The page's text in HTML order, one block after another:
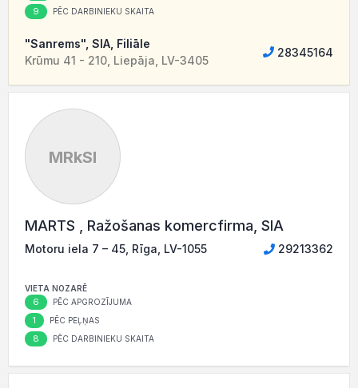
9 PĒC DARBINIEKU SKAITA
"Sanrems", SIA, Filiāle
Krūmu 41 - 210, Liepāja, LV-3405
28345164
MRkSI
MARTS , Ražošanas komercfirma, SIA
Motoru iela 7 – 45, Rīga, LV-1055 29213362
VIETA NOZARĒ
6 PĒC APGROZĪJUMA
1 PĒC PEĻŅAS
8 PĒC DARBINIEKU SKAITA